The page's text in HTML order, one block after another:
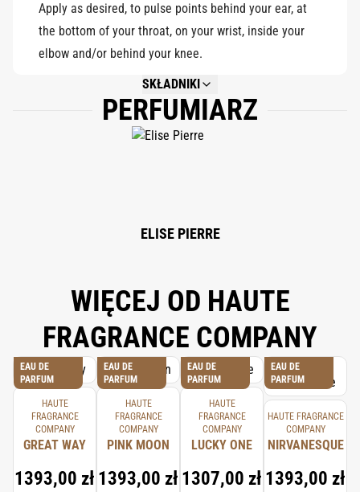
dreszczyk emocji i instynktu. Zaprojektowany zarówno dla
kobiet, jak i mężczyzn, jest to zapach, który przekształca każdą
chwilę w zaproszenie do przyjemności, pozostawiając po sobie
kuszący podpis pasji, tajemnicy i ponadczasowej atrakcyjności.
Apply as desired, to pulse points behind your ear, at
the bottom of your throat, on your wrist, inside your
elbow and/or behind your knee.
SKŁADNIKI
NOT AVAILABLE.
PERFUMIARZ
ELISE PIERRE
WIĘCEJ OD HAUTE
FRAGRANCE COMPANY
EAU DE
PARFUM
HAUTE
FRAGRANCE
COMPANY
GREAT WAY
1393,00 zł
EAU DE
PARFUM
HAUTE
FRAGRANCE
COMPANY
PINK MOON
1393,00 zł
EAU DE
PARFUM
HAUTE
FRAGRANCE
COMPANY
LUCKY ONE
1307,00 zł
EAU DE
PARFUM
HAUTE FRAGRANCE
COMPANY
NIRVANESQUE
1393,00 zł